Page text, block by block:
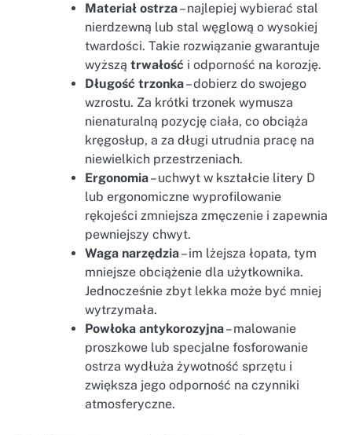
Materiał ostrza– najlepiej wybierać stal
nierdzewną lub stal węglową o wysokiej
twardości. Takie rozwiązanie gwarantuje
wyższą trwałość i odporność na korozję.
Długość trzonka– dobierz do swojego
wzrostu. Za krótki trzonek wymusza
nienaturalną pozycję ciała, co obciąża
kręgosłup, a za długi utrudnia pracę na
niewielkich przestrzeniach.
Ergonomia– uchwyt w kształcie litery D
lub ergonomiczne wyprofilowanie
rękojeści zmniejsza zmęczenie i zapewnia
pewniejszy chwyt.
Waga narzędzia– im lżejsza łopata, tym
mniejsze obciążenie dla użytkownika.
Jednocześnie zbyt lekka może być mniej
wytrzymała.
Powłoka antykorozyjna– malowanie
proszkowe lub specjalne fosforowanie
ostrza wydłuża żywotność sprzętu i
zwiększa jego odporność na czynniki
atmosferyczne.